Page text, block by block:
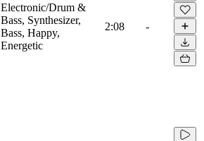
Electronic/Drum &
Bass, Synthesizer,
Bass, Happy,
Energetic
2:08 -